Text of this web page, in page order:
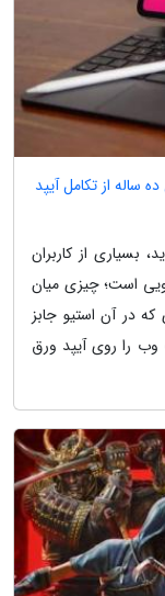
ساله از تکامل آیپد
بسیاری از کاربران
است؛ چیزی میان
در آن استیو جابز
را روی آیپد ورق